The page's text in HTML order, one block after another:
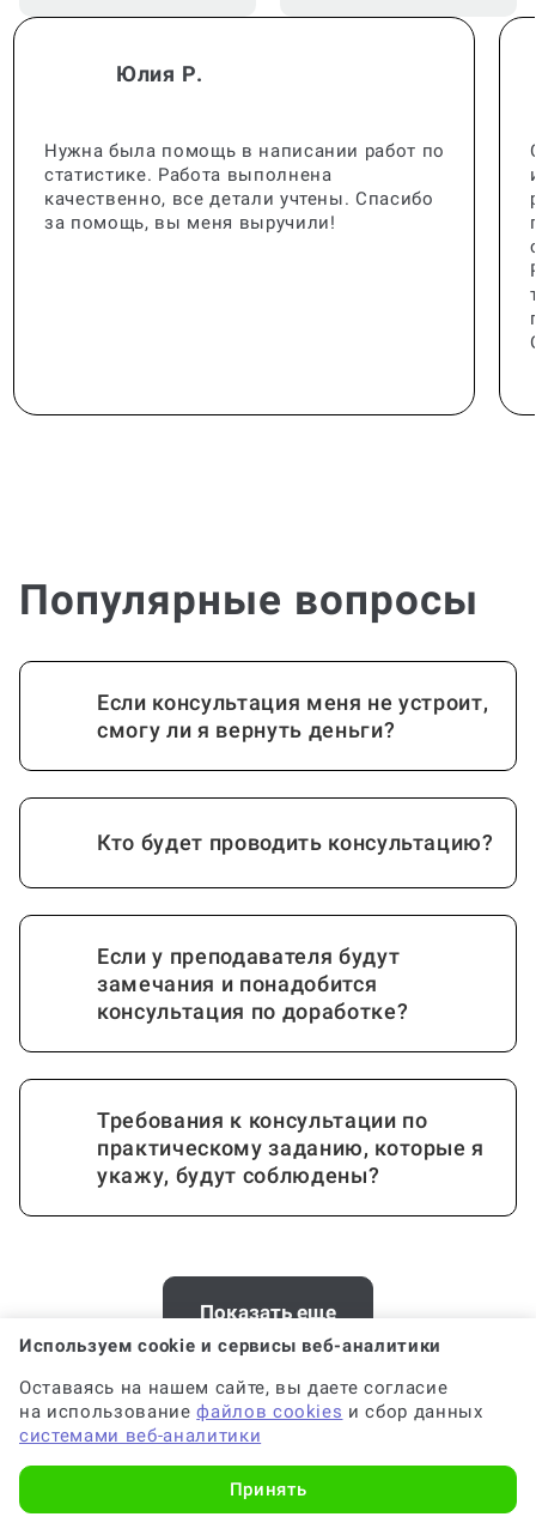
Юлия Р.
Нужна была помощь в написании работ по
статистике. Работа выполнена
качественно, все детали учтены. Спасибо
за помощь, вы меня выручили!
Популярные вопросы
Если консультация меня не устроит,
смогу ли я вернуть деньги?
Кто будет проводить консультацию?
Если у преподавателя будут
замечания и понадобится
консультация по доработке?
Требования к консультации по
практическому заданию, которые я
укажу, будут соблюдены?
Почему выгодно заказать
консультацию по практическому
заданию на Work5?
Когда и как нужно оплачивать
Показать еще
Хотите заказать консультацию по
практической в Уфе? У нас есть
офис
Используем cookie и сервисы веб-аналитики
Оставаясь на нашем сайте, вы даете согласие
на использованиефайлов cookies и сбор данных
системами веб-аналитики
Принять